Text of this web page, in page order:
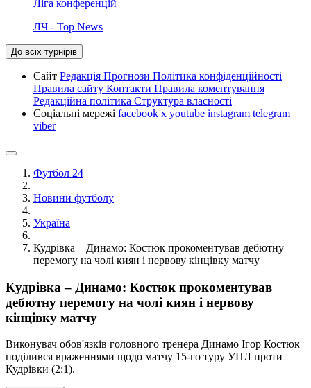
Ліга конференцій
ЛЧ - Top News
До всіх турнірів
Сайт Редакція Прогнози Політика конфіденційності
Правила сайту Контакти Правила коментування
Редакційна політика Структура власності
Соціальні мережі facebook x youtube instagram telegram
viber
Футбол 24
Новини футболу
Україна
Кудрівка – Динамо: Костюк прокоментував дебютну
перемогу на чолі киян і нервову кінцівку матчу
Кудрівка – Динамо: Костюк прокоментував
дебютну перемогу на чолі киян і нервову
кінцівку матчу
Виконувач обов'язків головного тренера Динамо Ігор Костюк
поділився враженнями щодо матчу 15-го туру УПЛ проти
Кудрівки (2:1).